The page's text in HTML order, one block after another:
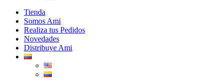
Tienda
Somos Ami
Realiza tus Pedidos
Novedades
Distribuye Ami